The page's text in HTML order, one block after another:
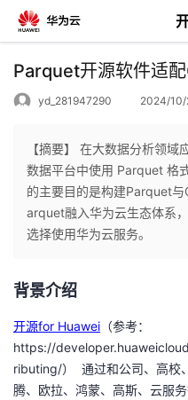
返
个
主
页
的
开
发
Parquet开源软件适
yd_281947290 2024/10/
【摘要】 在大数据分析领
数据平台中使用 Parquet 格
的主要目的是构建Parquet
arquet融入华为云生态体系
选择使用华为云服务。
背景介绍
开源for Huawei （参考：
https://
ributing/） 通过和公司、高校
腾、欧拉、鸿蒙、高斯、云服